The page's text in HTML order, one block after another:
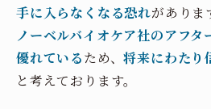
手に入らなくなる恐れがありま
ノーベルバイオケア社のアフ
優れているため、将来にわたり
と考えております。